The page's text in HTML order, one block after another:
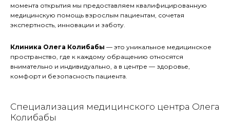
момента открытия мы предоставляем квалифицированную
медицинскую помощь взрослым пациентам, сочетая
экспертность, инновации и заботу.
Клиника Олега Колибабы — это уникальное медицинское
пространство, где к каждому обращению относятся
внимательно и индивидуально, а в центре — здоровье,
комфорт и безопасность пациента.
Специализация медицинского центра Олега
Колибабы